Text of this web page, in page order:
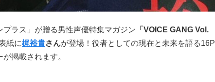
プラス」が贈る男性声優特集マガジン 「VOICE GANG Vol.
紙に梶裕貴さんが登場！役者としての現在と未来を語る16P
掲載されます。